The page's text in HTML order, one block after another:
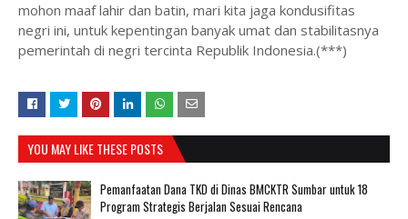
mohon maaf lahir dan batin, mari kita jaga kondusifitas
negri ini, untuk kepentingan banyak umat dan stabilitasnya
pemerintah di negri tercinta Republik Indonesia.(***)
YOU MAY LIKE THESE POSTS
Pemanfaatan Dana TKD di Dinas BMCKTR Sumbar untuk 18
Program Strategis Berjalan Sesuai Rencana